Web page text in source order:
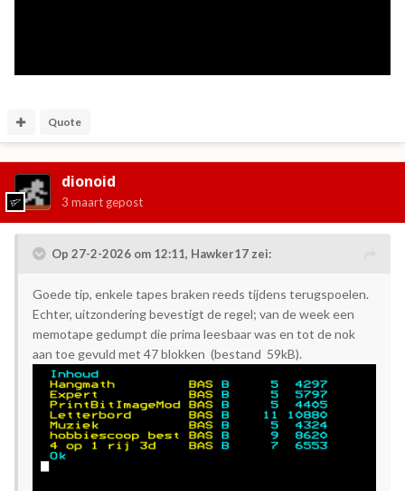
Quote
dionoid
3 maart gepost
Op 27-2-2026 om 12:11, Hawker17 zei:
Goede tip, enkele tapes braken reeds tijdens terugspoelen.
Echter, uitzondering bevestigt de regel; van de week een
memotape gedumpt die prima leesbaar was en tot de nok
aan toe gevuld met 47 blokken (bestand 59kB).